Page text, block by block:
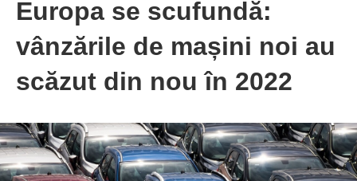
Europa se scufundă:
vânzările de mașini noi au
scăzut din nou în 2022